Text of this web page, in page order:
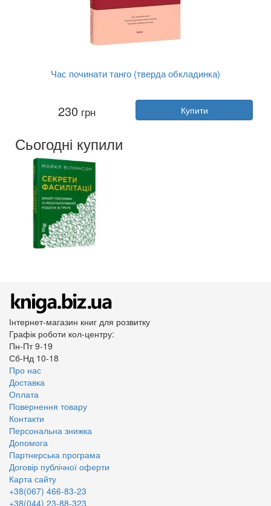
Час починати танго (тверда обкладинка)
Ніка Кожушко
Видавництво:Фоліо
Мова:
230 грн Купити
Сьогодні купили
Інтернет-магазин книг для розвитку
Графік роботи кол-центру:
Пн-Пт 9-19
Сб-Нд 10-18
Про нас
Доставка
Оплата
Повернення товару
Контакти
Персональна знижка
Допомога
Партнерська програма
Договір публічної оферти
Карта сайту
+38(067) 466-83-23
+38(044) 23-88-323